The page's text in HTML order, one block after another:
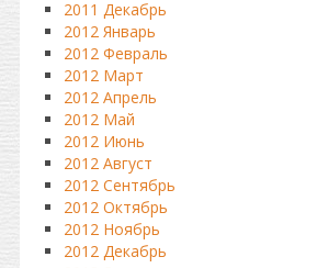
2011 Декабрь
2012 Январь
2012 Февраль
2012 Март
2012 Апрель
2012 Май
2012 Июнь
2012 Август
2012 Сентябрь
2012 Октябрь
2012 Ноябрь
2012 Декабрь